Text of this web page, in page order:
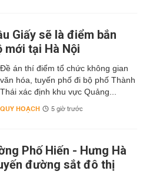
Giấy sẽ là điểm bắn
mới tại Hà Nội
Đề án thí điểm tổ chức không gian
văn hóa, tuyến phố đi bộ phố Thành
Thái xác định khu vực Quảng...
QUY HOẠCH 5 giờ trước
Phố Hiến - Hưng Hà
đường sắt đô thị